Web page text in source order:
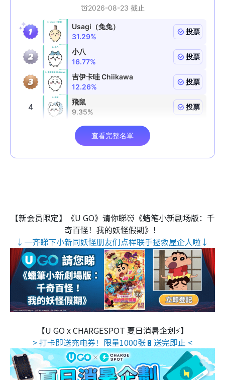
【新会员限定】《U GO》请你睇👹《蜡笔小新剧场版：千
奇百怪！我的妖怪假期》！
↓一齐睇下小新同妖怪朋友们点样联手拯救屋企人啦↓
【U GO x CHARGESPOT 夏日消暑企划⚡】
> 打卡即送充电券！限量1000张🔋送完即止 <